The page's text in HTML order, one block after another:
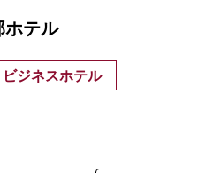
ホテル
ジネスホテル